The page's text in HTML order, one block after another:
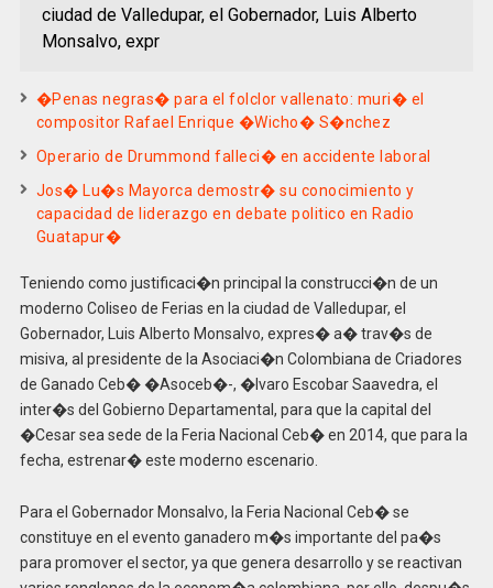
ciudad de Valledupar, el Gobernador, Luis Alberto
Monsalvo, expr
�Penas negras� para el folclor vallenato: muri� el
compositor Rafael Enrique �Wicho� S�nchez
Operario de Drummond falleci� en accidente laboral
Jos� Lu�s Mayorca demostr� su conocimiento y
capacidad de liderazgo en debate politico en Radio
Guatapur�
Teniendo como justificaci�n principal la construcci�n de un
moderno Coliseo de Ferias en la ciudad de Valledupar, el
Gobernador, Luis Alberto Monsalvo, expres� a� trav�s de
misiva, al presidente de la Asociaci�n Colombiana de Criadores
de Ganado Ceb� �Asoceb�-, �lvaro Escobar Saavedra, el
inter�s del Gobierno Departamental, para que la capital del
�Cesar sea sede de la Feria Nacional Ceb� en 2014, que para la
fecha, estrenar� este moderno escenario.
Para el Gobernador Monsalvo, la Feria Nacional Ceb� se
constituye en el evento ganadero m�s importante del pa�s
para promover el sector, ya que genera desarrollo y se reactivan